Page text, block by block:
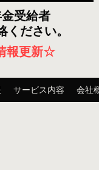
受給者
ださい。
報更新☆
サービス内容 会社